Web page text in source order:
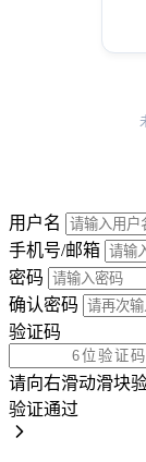
用户名
手机号/邮箱
密码
确认密码
验证码
请向右滑动滑块
验证通过